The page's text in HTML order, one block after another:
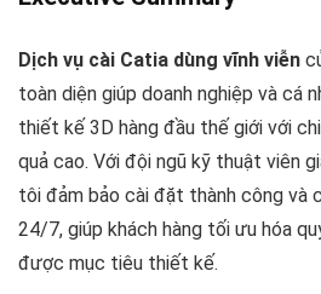
Dịch vụ cài Catia dùng vĩnh viễn
toàn diện giúp doanh nghiệp và cá
thiết kế 3D hàng đầu thế giới với
quả cao. Với đội ngũ kỹ thuật viên
tôi đảm bảo cài đặt thành công và
24/7, giúp khách hàng tối ưu hóa
được mục tiêu thiết kế.